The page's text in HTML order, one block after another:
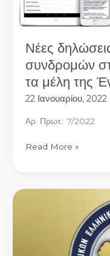
Νέες
συνδρομών
τα μέλη της
22 Ιανουαρίου, 2022
Αρ.
μέλη
της
μας
Read More »
Αξιωματικών